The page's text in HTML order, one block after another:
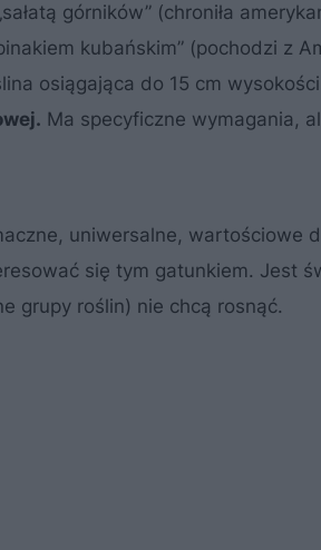
górników” (chroniła
kubańskim” (pochodzi z
osiągająca do 15 cm
Ma specyficzne wymagania,
uniwersalne, wartościowe
się tym gatunkiem. Jest
grupy roślin) nie chcą rosnąć.